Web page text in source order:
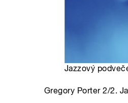
Jazzový
Gregory Porter 2/2.